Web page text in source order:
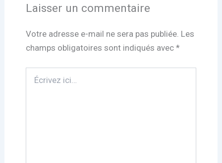
Laisser un commentaire
Votre adresse e-mail ne sera pas publiée. Les
champs obligatoires sont indiqués avec *
ici…